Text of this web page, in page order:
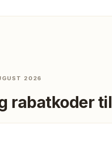
2026
rabatkoder til